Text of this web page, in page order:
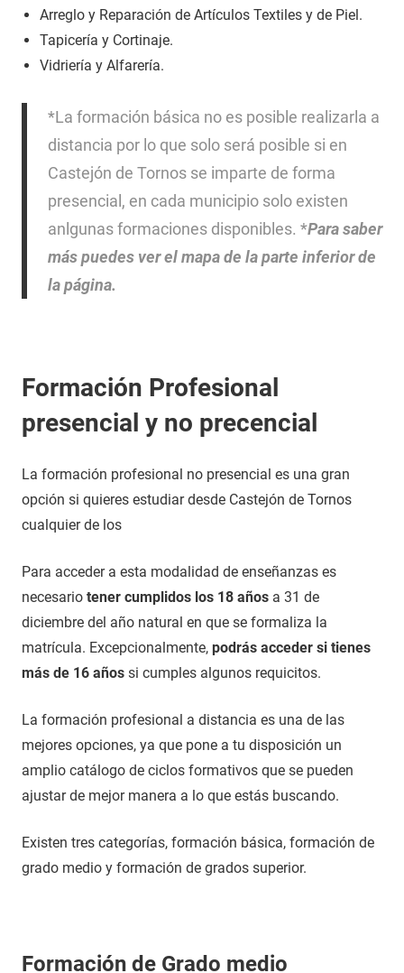
Arreglo y Reparación de Artículos Textiles y de Piel.
Tapicería y Cortinaje.
Vidriería y Alfarería.
*La formación básica no es posible realizarla a
distancia por lo que solo será posible si en
Castejón de Tornos se imparte de forma
presencial, en cada municipio solo existen
anlgunas formaciones disponibles. *Para saber
más puedes ver el mapa de la parte inferior de
la página.
Formación Profesional
presencial y no precencial
La formación profesional no presencial es una gran
opción si quieres estudiar desde Castejón de Tornos
cualquier de los
Para acceder a esta modalidad de enseñanzas es
necesario tener cumplidos los 18 años a 31 de
diciembre del año natural en que se formaliza la
matrícula. Excepcionalmente, podrás acceder si tienes
más de 16 años si cumples algunos requicitos.
La formación profesional a distancia es una de las
mejores opciones, ya que pone a tu disposición un
amplio catálogo de ciclos formativos que se pueden
ajustar de mejor manera a lo que estás buscando.
Existen tres categorías, formación básica, formación de
grado medio y formación de grados superior.
Formación de Grado medio